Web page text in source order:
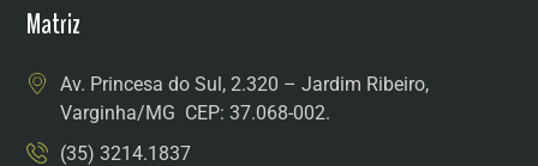
Matriz
Av. Princesa do Sul, 2.320 – Jardim Ribeiro,
Varginha/MG CEP: 37.068-002.
(35) 3214.1837